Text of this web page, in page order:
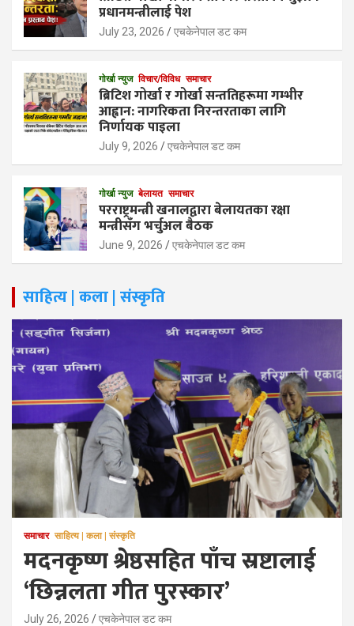
प्रधानमन्त्रीलाई पेश
July 23, 2026 एचकेनेपाल डट कम
गोर्खा न्युज विचार/विविध समाचार
ब्रिटिश गोर्खा र गोर्खा सन्ततिहरूमा गम्भीर
आह्वान: नागरिकता निरन्तरताका लागि
निर्णायक पाइला
July 9, 2026 एचकेनेपाल डट कम
गोर्खा न्युज बेलायत समाचार
परराष्ट्रमन्त्री खनालद्वारा बेलायतका रक्षा
मन्त्रीसँग भर्चुअल बैठक
June 9, 2026 एचकेनेपाल डट कम
साहित्य | कला | संस्कृति
समाचार साहित्य | कला | संस्कृति
मदनकृष्ण श्रेष्ठसहित पाँच स्रष्टालाई
‘छिन्नलता गीत पुरस्कार’
July 26, 2026 एचकेनेपाल डट कम